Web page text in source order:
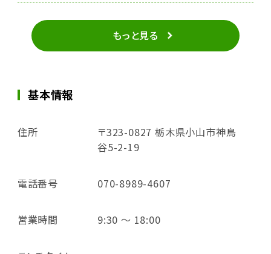
もっと見る
基本情報
住所
〒323-0827 栃木県小山市神鳥
谷5-2-19
電話番号 070-8989-4607
営業時間 9:30 ～ 18:00